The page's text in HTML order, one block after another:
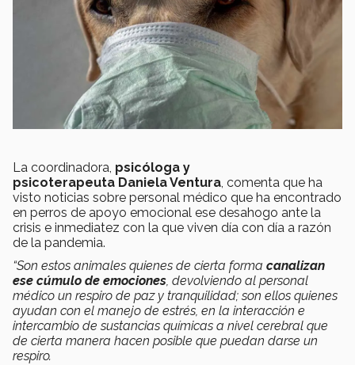
La coordinadora, psicóloga y
psicoterapeuta Daniela Ventura, comenta que ha
visto noticias sobre personal médico que ha encontrado
en perros de apoyo emocional ese desahogo ante la
crisis e inmediatez con la que viven día con día a razón
de la pandemia.
“Son estos animales quienes de cierta forma canalizan
ese cúmulo de emociones, devolviendo al personal
médico un respiro de paz y tranquilidad; son ellos quienes
ayudan con el manejo de estrés, en la interacción e
intercambio de sustancias químicas a nivel cerebral que
de cierta manera hacen posible que puedan darse un
respiro.